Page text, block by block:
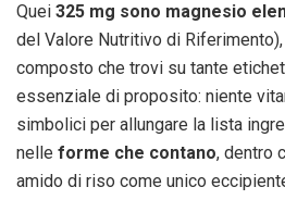
Quei 325 mg sono magnesio
del Valore Nutritivo di
composto che trovi su tante
essenziale di proposito: niente
simbolici per allungare la lista
nelle forme che contano, dentro
amido di riso come unico